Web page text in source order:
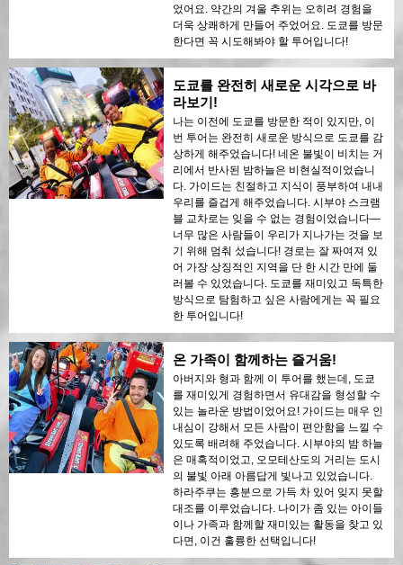
었어요. 약간의 겨울 추위는 오히려 경험을
더욱 상쾌하게 만들어 주었어요. 도쿄를 방문
한다면 꼭 시도해봐야 할 투어입니다!
도쿄를 완전히 새로운 시각으로 바
라보기!
나는 이전에 도쿄를 방문한 적이 있지만, 이
번 투어는 완전히 새로운 방식으로 도쿄를 감
상하게 해주었습니다! 네온 불빛이 비치는 거
리에서 반사된 밤하늘은 비현실적이었습니
다. 가이드는 친절하고 지식이 풍부하여 내내
우리를 즐겁게 해주었습니다. 시부야 스크램
블 교차로는 잊을 수 없는 경험이었습니다—
너무 많은 사람들이 우리가 지나가는 것을 보
기 위해 멈춰 섰습니다! 경로는 잘 짜여져 있
어 가장 상징적인 지역을 단 한 시간 만에 둘
러볼 수 있었습니다. 도쿄를 재미있고 독특한
방식으로 탐험하고 싶은 사람에게는 꼭 필요
한 투어입니다!
온 가족이 함께하는 즐거움!
아버지와 형과 함께 이 투어를 했는데, 도쿄
를 재미있게 경험하면서 유대감을 형성할 수
있는 놀라운 방법이었어요! 가이드는 매우 인
내심이 강해서 모든 사람이 편안함을 느낄 수
있도록 배려해 주었습니다. 시부야의 밤 하늘
은 매혹적이었고, 오모테산도의 거리는 도시
의 불빛 아래 아름답게 빛나고 있었습니다.
하라주쿠는 흥분으로 가득 차 있어 잊지 못할
대조를 이루었습니다. 나이가 좀 있는 아이들
이나 가족과 함께할 재미있는 활동을 찾고 있
다면, 이건 훌륭한 선택입니다!